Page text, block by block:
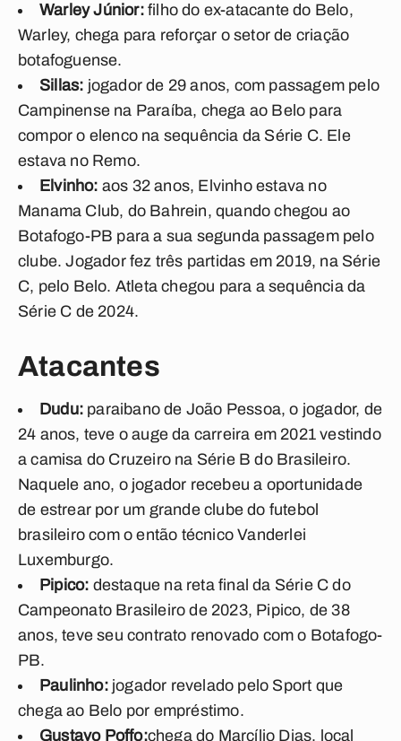
Warley Júnior: filho do ex-atacante do Belo,
Warley, chega para reforçar o setor de criação
botafoguense.
Sillas: jogador de 29 anos, com passagem pelo
Campinense na Paraíba, chega ao Belo para
compor o elenco na sequência da Série C. Ele
estava no Remo.
Elvinho: aos 32 anos, Elvinho estava no
Manama Club, do Bahrein, quando chegou ao
Botafogo-PB para a sua segunda passagem pelo
clube. Jogador fez três partidas em 2019, na Série
C, pelo Belo. Atleta chegou para a sequência da
Série C de 2024.
Atacantes
Dudu: paraibano de João Pessoa, o jogador, de
24 anos, teve o auge da carreira em 2021 vestindo
a camisa do Cruzeiro na Série B do Brasileiro.
Naquele ano, o jogador recebeu a oportunidade
de estrear por um grande clube do futebol
brasileiro com o então técnico Vanderlei
Luxemburgo.
Pipico: destaque na reta final da Série C do
Campeonato Brasileiro de 2023, Pipico, de 38
anos, teve seu contrato renovado com o Botafogo-
PB.
Paulinho: jogador revelado pelo Sport que
chega ao Belo por empréstimo.
Gustavo Poffo:chega do Marcílio Dias, local